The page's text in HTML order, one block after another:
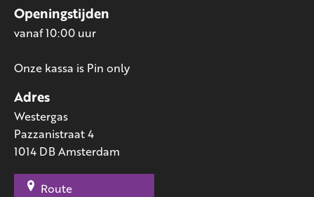
Adres
Westergas
Pazzanistraat 4
1014 DB Amsterdam
Route
Openingstijden
vanaf 10:00 uur
Onze kassa is Pin only